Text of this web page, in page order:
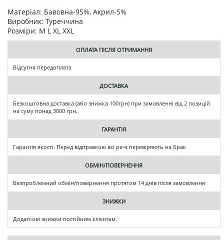
Матеріал: Бавовна-95%, Акрил-5%
Виробник: Туреччина
Розміри: M L XL XXL
ОПЛАТА ПІСЛЯ ОТРИМАННЯ
Відсутня передоплата
ДОСТАВКА
Безкоштовна доставка (або знижка 100грн) при замовленні від 2 позицій
на суму понад 3000 грн.
ГАРАНТІЯ
Гарантія якості. Перед відправкою всі речі перевіряють на брак
ОБМІН/ПОВЕРНЕННЯ
Безпроблемний обмін/повернення протягом 14 днів після замовлення
ЗНИЖКИ
Додаткові знижки постійним клієнтам.